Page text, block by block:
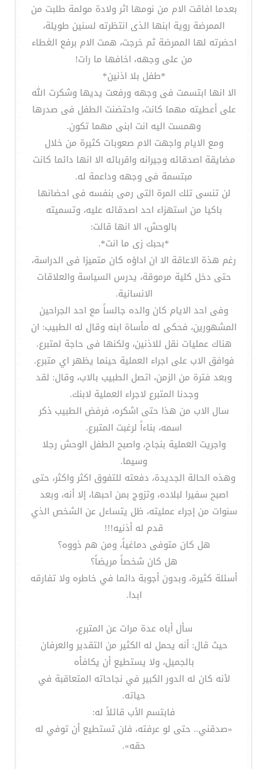
بعدما افاقت الام من نومها اثر ولادة مولمة طلبت من
الممرضة روية ابنها الذى انتظرته لسنين طويلة،
احضرته لها الممرضة ثم خرجت، همت الام برفع الغطاء
من على وجهه، اخافها ما رات!
*طفل بلا اذنين*
الا انها ابتسمت فى وجهه ورفعت يديها وشكرت الله
على أعطيته مهما كانت، واحتضنت الطفل فى صدرها
وهمست اليه انت ابنى مهما تكون.
ومع الايام واجهت الام صعوبات كثيرة من خلال
مضايقة اصدقائه وجيرانه واقربائه الا انها دائما كانت
مبتسمة فى وجهه وداعمة له.
لن تنسى تلك المرة التى رمى بنفسه فى احضانها
باكيا من استهزاء احد اصدقائه عليه، وتسميته
بالوحش، الا انها قالت:
*بحبك زى ما انت*.
رغم هذة الاعاقة الا ان اداؤه كان متميزا فى الدراسة،
حتى دخل كلية مرموقة، يدرس السياسة والعلاقات
الانسانية.
وفى احد الايام كان والده جالساً مع احد الجراحين
المشهورين، فحكى له مأساة ابنه وقال له الطبيب: ان
هناك عمليات نقل للاذنين، ولكنها فى حاجة لمتبرع.
فوافق الاب على اجراء العملية حينما يظهر اي متبرع.
وبعد فترة من الزمن، اتصل الطبيب بالاب، وقال: لقد
وجدنا المتبرع لاجراء العملية لابنك.
سال الاب من هذا حتى اشكره، فرفض الطبيب ذكر
اسمه، بناءاً لرغبت المتبرع.
واجريت العملية بنجاح، واصبح الطفل الوحش رجلا
وسيما.
وهذه الحالة الجديدة، دفعته للتفوق اكثر واكثر، حتى
اصبح سفيرا لبلاده، وتزوج بمن احبها، إلا أنه، وبعد
سنوات من إجراء عمليته، ظل يتساءل عن الشخص الذي
قدم له أذنيه!!!
هل كان متوفى دماغياً، ومن هم ذووه؟
هل كان شخصاً مريضاً؟
أسئلة كثيرة، وبدون أجوبة دائما في خاطره ولا تفارقه
ابدا.
سأل أباه عدة مرات عن المتبرع،
حيث قال: أنه يحمل له الكثير من التقدير والعرفان
بالجميل، ولا يستطيع أن يكافأه
لأنه كان له الدور الكبير في نجاحاته المتعاقبة في
حياته.
فابتسم الأب قائلاً له:
«صدقني.. حتى لو عرفته، فلن تستطيع أن توفي له
حقه».